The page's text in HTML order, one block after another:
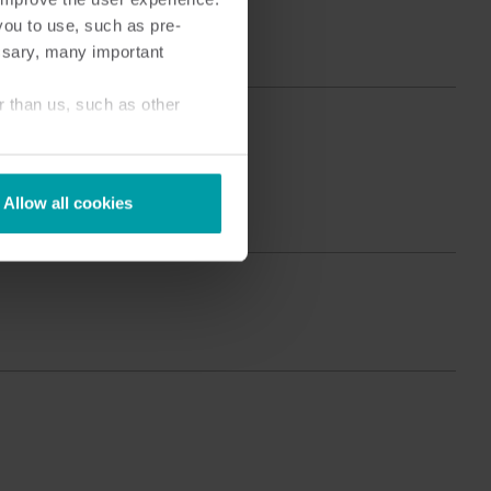
to use, such as pre-
many important
than us, such as other
Allow all cookies
detaljert innsikt og ressurser for alle våre